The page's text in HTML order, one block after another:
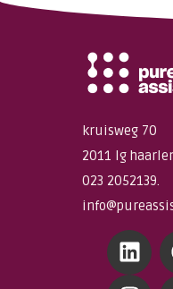
kruisweg 70
2011 lg
023 2052139.